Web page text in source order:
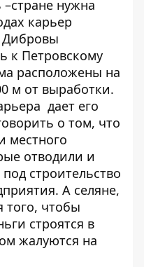
нужна
карьер
Дибровы
к Петровскому
расположены на
м от выработки.
дает его
о том, что
местного
отводили и
строительство
А селяне,
того, чтобы
строятся в
жалуются на